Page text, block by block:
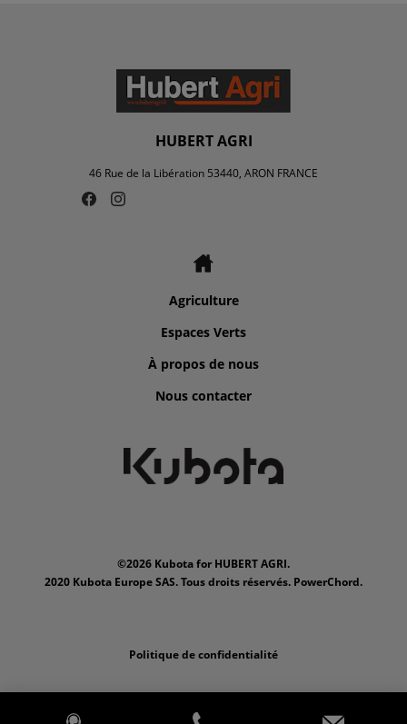
HUBERT AGRI
46 Rue de la Libération 53440, ARON FRANCE
Agriculture
Espaces Verts
À propos de nous
Nous contacter
©2026 Kubota for HUBERT AGRI.
2020 Kubota Europe SAS. Tous droits réservés. PowerChord.
Politique de confidentialité